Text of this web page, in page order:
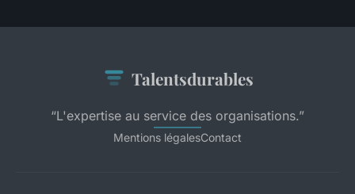
Talentsdurables
“L'expertise au service des organisations.”
Mentions légalesContact